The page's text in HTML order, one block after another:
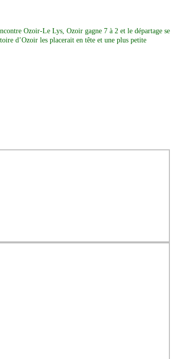
Ozoir-Le Lys, Ozoir gagne 7 à 2 et le départage se
d’Ozoir les placerait en tête et une plus petite